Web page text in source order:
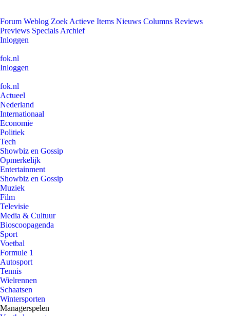
Forum Weblog Zoek Actieve Items Nieuws Columns Reviews
Previews Specials Archief
Inloggen
fok.nl
Inloggen
fok.nl
Actueel
Nederland
Internationaal
Economie
Politiek
Tech
Showbiz en Gossip
Opmerkelijk
Entertainment
Showbiz en Gossip
Muziek
Film
Televisie
Media & Cultuur
Bioscoopagenda
Sport
Voetbal
Formule 1
Autosport
Tennis
Wielrennen
Schaatsen
Wintersporten
Managerspelen